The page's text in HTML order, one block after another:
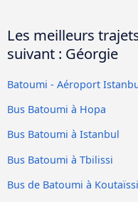
Les meilleurs
suivant : Géorgie
Batoumi - Aéroport
Bus Batoumi à Hopa
Bus Batoumi à Istanbul
Bus Batoumi à Tbilissi
Bus de Batoumi à Koutaïssi